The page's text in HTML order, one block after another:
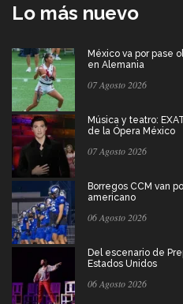
Lo más nuevo
México va por pase
en Alemania
07 Agosto 2026
Música y teatro:
de la Ópera México
07 Agosto 2026
Borregos CCM van
americano
06 Agosto 2026
Del escenario de
Estados Unidos
06 Agosto 2026